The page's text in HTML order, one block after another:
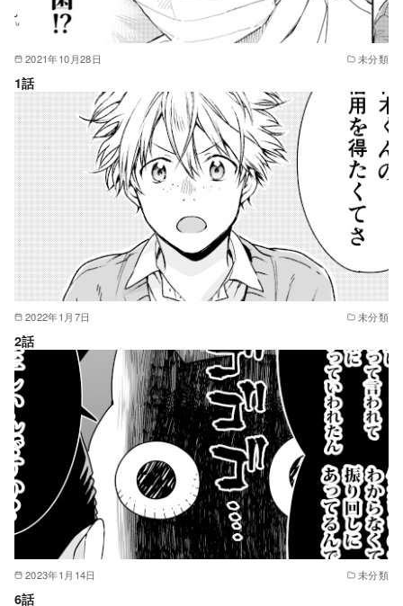
2021年10月28日 未分類
1話
2022年1月7日 未分類
2話
2023年1月14日 未分類
6話